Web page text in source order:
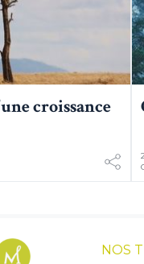
croissance
NOS